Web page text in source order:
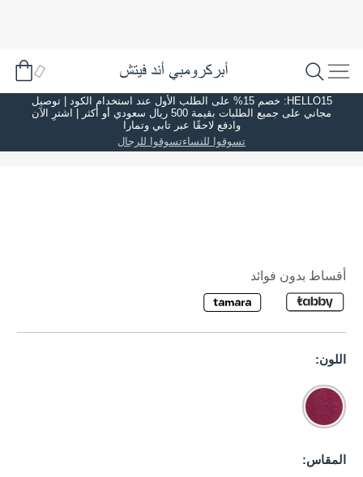
HELLO15: خصم 15% على الطلب الأول عند استخدام الكود | توصيل
مجاني على جميع الطلبات بقيمة 500 ريال سعودي أو أكثر | اشترِ الآن
وادفع لاحقًا عبر تابي وتمارا
تسوقوا للنساءتسوقوا للرجال
أقساط بدون فوائد
اللون:
المقاس: